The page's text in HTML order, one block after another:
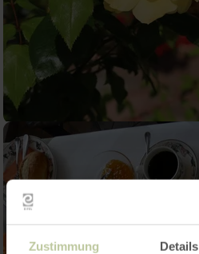
Zustimmung Details